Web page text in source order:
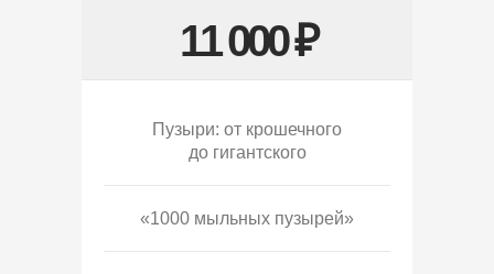
11 000 ₽
Пузыри: от крошечного
до гигантского
«1000 мыльных пузырей»